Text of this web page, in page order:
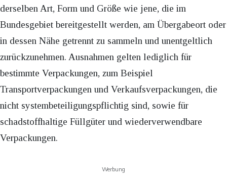
derselben Art, Form und Größe wie jene, die im
Bundesgebiet bereitgestellt werden, am Übergabeort oder
in dessen Nähe getrennt zu sammeln und unentgeltlich
zurückzunehmen. Ausnahmen gelten lediglich für
bestimmte Verpackungen, zum Beispiel
Transportverpackungen und Verkaufsverpackungen, die
nicht systembeteiligungspflichtig sind, sowie für
schadstoffhaltige Füllgüter und wiederverwendbare
Verpackungen.
Werbung